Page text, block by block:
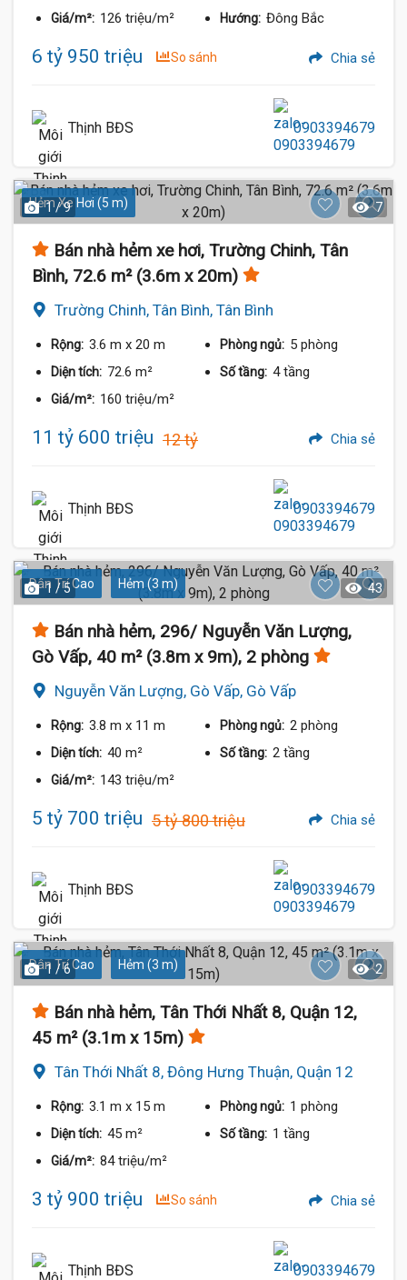
Giá/m²: 126 triệu/m² Hướng: Đông Bắc
6 tỷ 950 triệu So sánh Chia sẻ
Thịnh BĐS 0903394679
Hẻm Xe Hơi (5 m)
1 / 9 7
Bán nhà hẻm xe hơi, Trường Chinh, Tân
Bình, 72.6 m² (3.6m x 20m)
Trường Chinh, Tân Bình, Tân Bình
Rộng: 3.6 m x 20 m Phòng ngủ: 5 phòng
Diện tích: 72.6 m² Số tầng: 4 tầng
Giá/m²: 160 triệu/m²
11 tỷ 600 triệu 12 tỷ Chia sẻ
Thịnh BĐS 0903394679
Dân Trí Cao Hẻm (3 m)
1 / 5 43
Bán nhà hẻm, 296/ Nguyễn Văn Lượng,
Gò Vấp, 40 m² (3.8m x 9m), 2 phòng
Nguyễn Văn Lượng, Gò Vấp, Gò Vấp
Rộng: 3.8 m x 11 m Phòng ngủ: 2 phòng
Diện tích: 40 m² Số tầng: 2 tầng
Giá/m²: 143 triệu/m²
5 tỷ 700 triệu 5 tỷ 800 triệu Chia sẻ
Thịnh BĐS 0903394679
Dân Trí Cao Hẻm (3 m)
1 / 6 2
Bán nhà hẻm, Tân Thới Nhất 8, Quận 12,
45 m² (3.1m x 15m)
Tân Thới Nhất 8, Đông Hưng Thuận, Quận 12
Rộng: 3.1 m x 15 m Phòng ngủ: 1 phòng
Diện tích: 45 m² Số tầng: 1 tầng
Giá/m²: 84 triệu/m²
3 tỷ 900 triệu So sánh Chia sẻ
Thịnh BĐS 0903394679